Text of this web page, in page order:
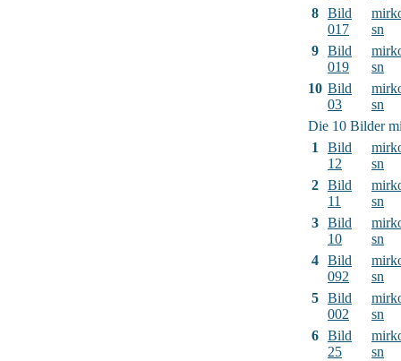
8 Bild
017
sn
9 Bild
019
sn
10 Bild
03
sn
Die 10 Bilder
1
Bild
12
sn
2 Bild
11
sn
3 Bild
10
sn
4 Bild
092
sn
5 Bild
002
sn
6 Bild
25
sn